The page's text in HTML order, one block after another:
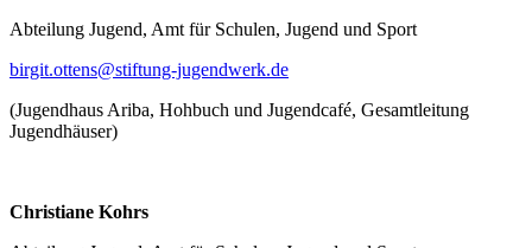
Abteilung Jugend, Amt für Schulen, Jugend und Sport
birgit.ottens@stiftung-jugendwerk.de
(Jugendhaus Ariba, Hohbuch und Jugendcafé, Gesamtleitung
Jugendhäuser)
Christiane Kohrs